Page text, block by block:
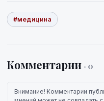
#медицина
Комментарии · 0
Внимание! Комментарии